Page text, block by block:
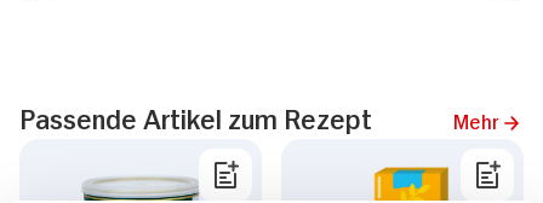
Passende Artikel zum Rezept Mehr